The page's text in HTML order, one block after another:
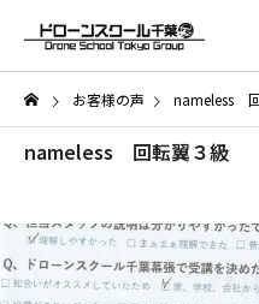
お客様の声 nameless
nameless 回転翼３級